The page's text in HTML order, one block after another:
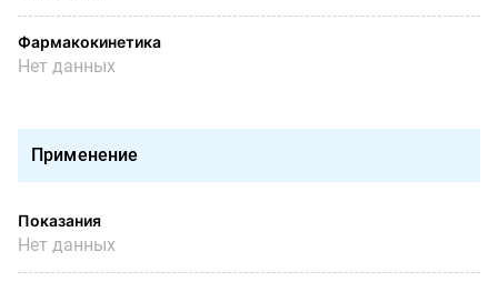
Фармакокинетика
Нет данных
Применение
Показания
Нет данных